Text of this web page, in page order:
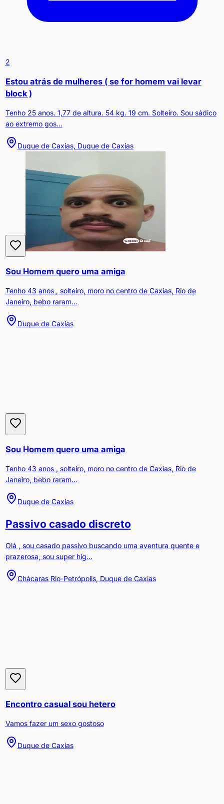
2
Estou atrás de mulheres ( se for homem vai levar
block )
Tenho 25 anos. 1,77 de altura. 54 kg. 19 cm. Solteiro. Sou sádico
ao extremo gos...
Duque de Caxias, Duque de Caxias
Sou Homem quero uma amiga
Tenho 43 anos , solteiro, moro no centro de Caxias, Rio de
Janeiro, bebo raram...
Duque de Caxias
Sou Homem quero uma amiga
Tenho 43 anos , solteiro, moro no centro de Caxias, Rio de
Janeiro, bebo raram...
Duque de Caxias
Passivo casado discreto
Olá , sou casado passivo buscando uma aventura quente e
prazerosa, sou super hig...
Chácaras Rio-Petrópolis, Duque de Caxias
Encontro casual sou hetero
Vamos fazer um sexo gostoso
Duque de Caxias